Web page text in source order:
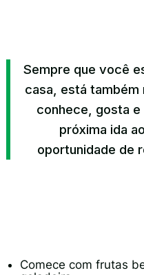
Sempre que você
casa, está também
conhece, gosta
próxima ida
oportunidade de
Comece com frutas